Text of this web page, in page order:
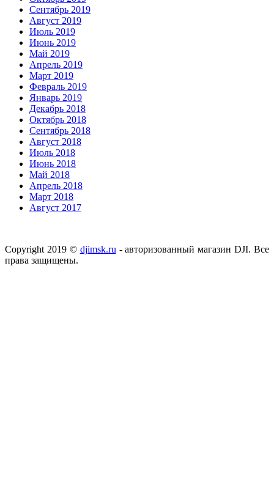
Сентябрь 2019
Август 2019
Июль 2019
Июнь 2019
Май 2019
Апрель 2019
Март 2019
Февраль 2019
Январь 2019
Декабрь 2018
Октябрь 2018
Сентябрь 2018
Август 2018
Июль 2018
Июнь 2018
Май 2018
Апрель 2018
Март 2018
Август 2017
Copyright 2019 © djimsk.ru - авторизованный магазин DJI. Все
права защищены.